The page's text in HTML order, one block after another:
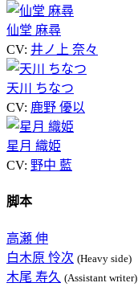
仙堂 麻尋
CV: 井ノ上 奈々
天川 ちなつ
CV: 鹿野 優以
星月 織姫
CV: 野中 藍
脚本
高瀬 伸
白木原 怜次 (Heavy side)
木尾 寿久 (Assistant writer)